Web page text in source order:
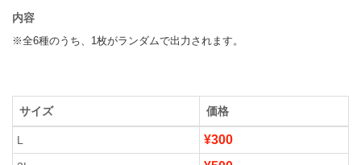
内容
※全6種のうち、1枚がランダムで出力されます。
サイズ 価格
L ¥300